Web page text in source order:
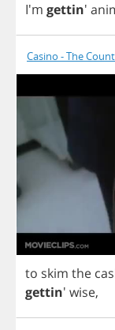
I'm gettin'
Casino - The
to skim the
gettin' wise,